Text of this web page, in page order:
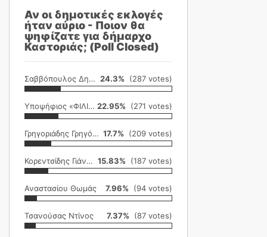
Αν οι δημοτικές εκλογές
ήταν αύριο - Ποιον θα
ψηφίζατε για δήμαρχο
Καστοριάς; (Poll Closed)
Σαββόπουλος Δημήτρης 24.3% (287 votes)
Υποψήφιος «ΦΙΛΙΚΗ ΕΤΑΙΡΕΙΑ» 22.95% (271 votes)
Γρηγοριάδης Γρηγόρης 17.7% (209 votes)
Κορεντσίδης Γιάννης 15.83% (187 votes)
Αναστασίου Θωμάς 7.96% (94 votes)
Τσανούσας Ντίνος 7.37% (87 votes)